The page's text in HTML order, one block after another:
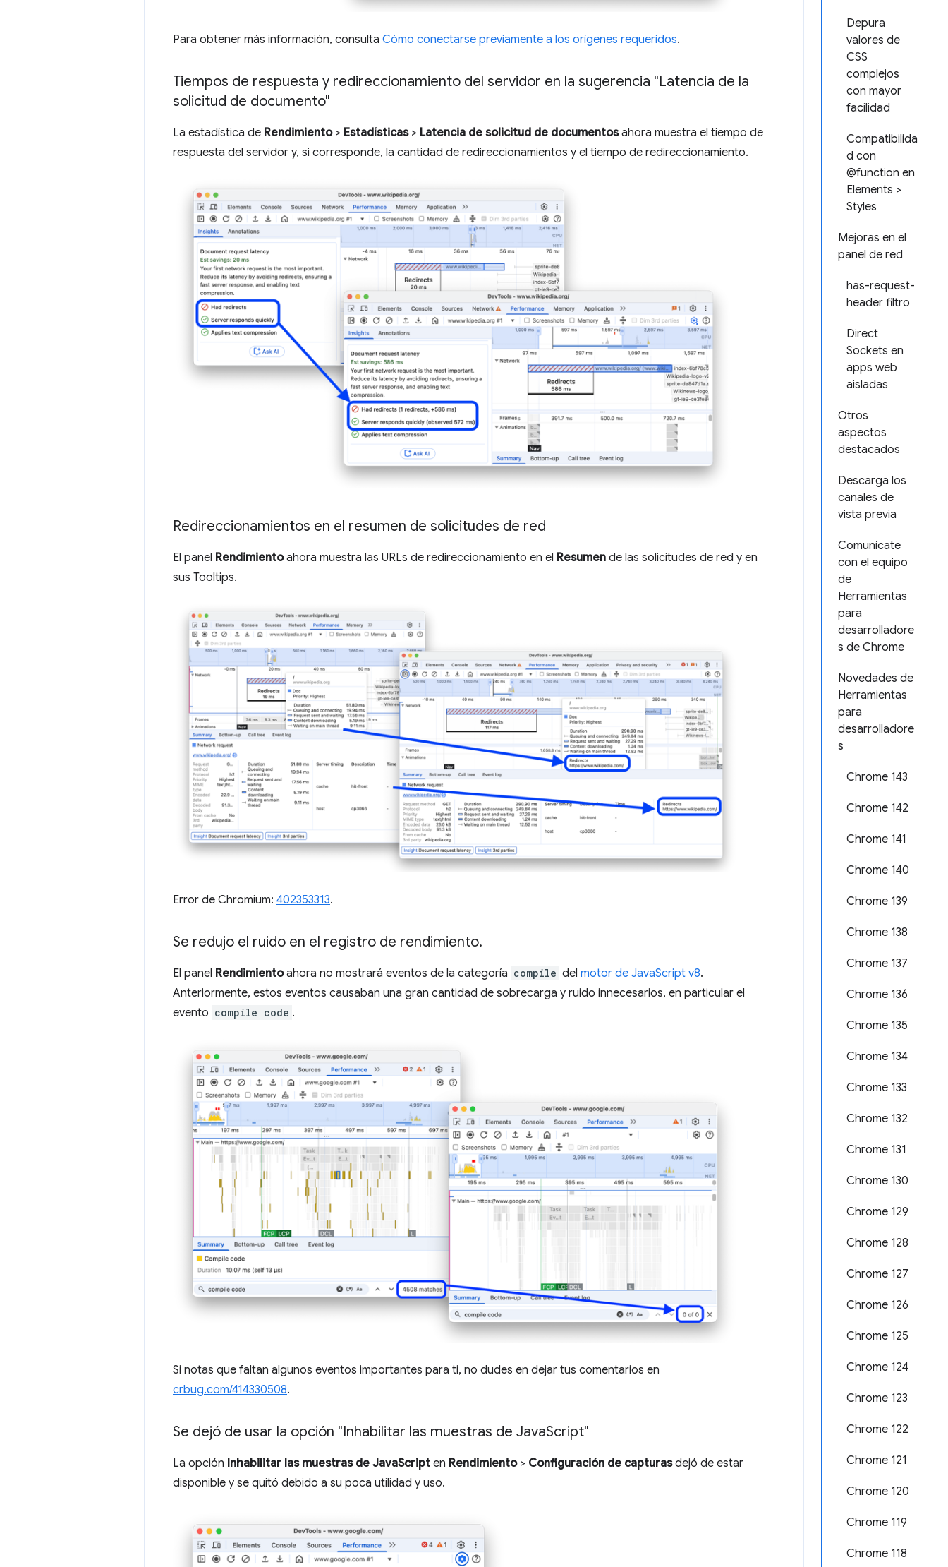
Depura
valores de
CSS
complejos
con mayor
facilidad
Compatibilida
d con
@function en
Elements >
Styles
Mejoras en el
panel de red
has-request-
header filtro
Direct
Sockets en
apps web
aisladas
Otros
aspectos
destacados
Descarga los
canales de
vista previa
Comunícate
con el equipo
de
Herramientas
para
desarrolladore
s de Chrome
Novedades de
Herramientas
para
desarrolladore
s
Chrome 143
Chrome 142
Chrome 141
Chrome 140
Chrome 139
Chrome 138
Chrome 137
Chrome 136
Chrome 135
Chrome 134
Chrome 133
Chrome 132
Chrome 131
Chrome 130
Chrome 129
Chrome 128
Chrome 127
Chrome 126
Chrome 125
Chrome 124
Chrome 123
Chrome 122
Chrome 121
Chrome 120
Chrome 119
Chrome 118
Para obtener más información, consulta Cómo conectarse previamente a los orígenes requeridos.
Tiempos de respuesta y redireccionamiento del servidor en la sugerencia "Latencia de la
solicitud de documento"
La estadística de Rendimiento> Estadísticas> Latencia de solicitud de documentosahora muestra el tiempo de
respuesta del servidor y, si corresponde, la cantidad de redireccionamientos y el tiempo de redireccionamiento.
Redireccionamientos en el resumen de solicitudes de red
El panel Rendimientoahora muestra las URLs de redireccionamiento en el Resumen de las solicitudes de red y en
sus Tooltips.
Error de Chromium: 402353313.
Se redujo el ruido en el registro de rendimiento.
El panel Rendimientoahora no mostrará eventos de la categoría compile del motor de JavaScript v8.
Anteriormente, estos eventos causaban una gran cantidad de sobrecarga y ruido innecesarios, en particular el
evento compile code .
Si notas que faltan algunos eventos importantes para ti, no dudes en dejar tus comentarios en
crbug.com/414330508.
Se dejó de usar la opción "Inhabilitar las muestras de JavaScript"
La opción Inhabilitar las muestras de JavaScript en Rendimiento> Configuración de capturasdejó de estar
disponible y se quitó debido a su poca utilidad y uso.